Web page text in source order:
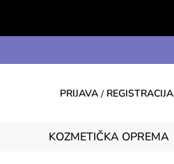
PRIJAVA / REGISTRACIJA
KOZMETIČKA OPREMA